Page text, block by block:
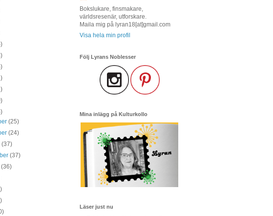
(25)
(24)
(37)
(37)
(36)
Bokslukare, finsmakare,
världsresenär, utforskare.
Maila mig på lyran18[at]gmail.com
Visa hela min profil
Följ Lyrans Noblesser
Mina inlägg på Kulturkollo
Läser just nu